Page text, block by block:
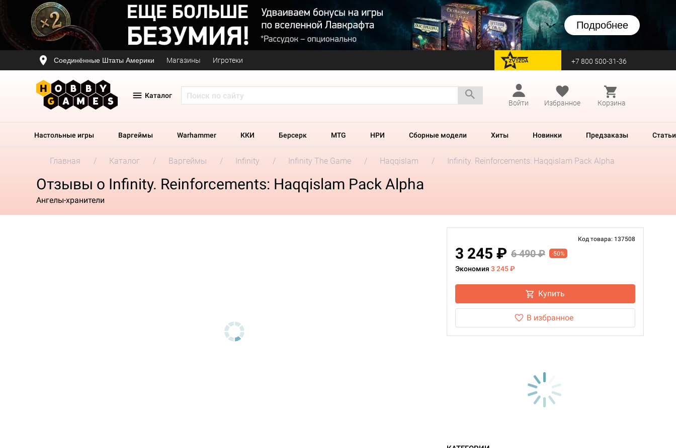
Подробнее
Соединённые Штаты Америки Магазины Игротеки перейти на Zvezda +7 800 500-31-36
Каталог
Войти
Избранное Корзина
Настольные игры Варгеймы Warhammer ККИ Берсерк MTG НРИ Сборные модели Хиты Новинки Предзаказы Статьи
Главная Каталог Варгеймы Infinity Infinity The Game Haqqislam Infinity. Reinforcements: Haqqislam Pack Alpha
Отзывы о Infinity. Reinforcements: Haqqislam Pack Alpha
Ангелы-хранители
Код товара: 137508
3 245 ₽ 6 490 ₽ -50%
Экономия 3 245 ₽
Купить
В избранное